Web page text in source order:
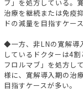
ブ」を処方している。
治療を継続または免疫
ドの減量を目指すケー
◆一方、非LNの寛解導
しているドクターは4
フロルマブ」を処方し
様に、寛解導入期の治
目指すケースが多い。